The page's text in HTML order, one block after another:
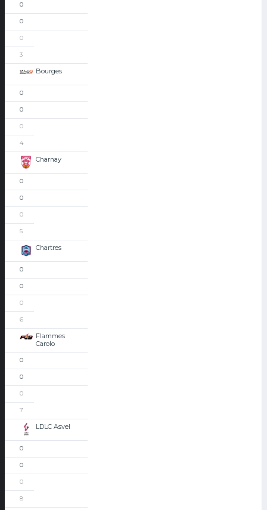
0
0
0
3
Bourges
0
0
0
4
Charnay
0
0
0
5
Chartres
0
0
0
6
Flammes
Carolo
0
0
0
7
LDLC Asvel
0
0
0
8